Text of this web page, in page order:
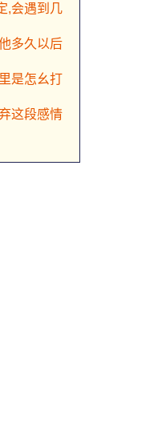
,会遇到几
多久以后
是怎幺打
这段感情